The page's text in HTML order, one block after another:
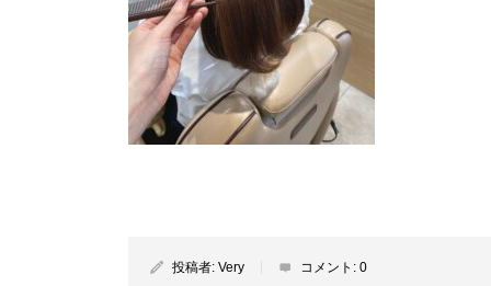
投稿者: Very コメント: 0